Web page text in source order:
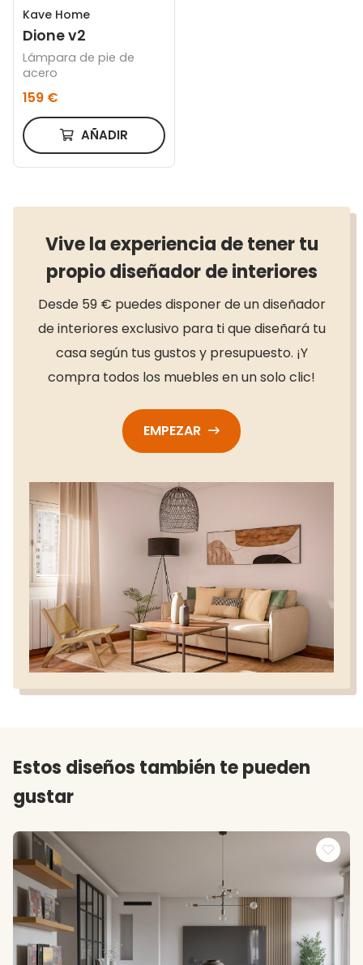
Kave Home
Dione v2
Lámpara de pie de
acero
159 €
AÑADIR
Vive la experiencia de tener tu
propio diseñador de interiores
Desde 59 € puedes disponer de un diseñador
de interiores exclusivo para ti que diseñará tu
casa según tus gustos y presupuesto. ¡Y
compra todos los muebles en un solo clic!
EMPEZAR
Estos diseños también te pueden
gustar